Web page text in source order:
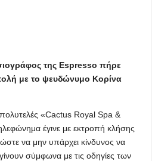
της Espresso πήρε
με το ψευδώνυμο Koρίνα
«Cactus Royal Spa &
έγινε με εκτροπή κλήσης
να μην υπάρχει κίνδυνος να
σύμφωνα με τις οδηγίες των